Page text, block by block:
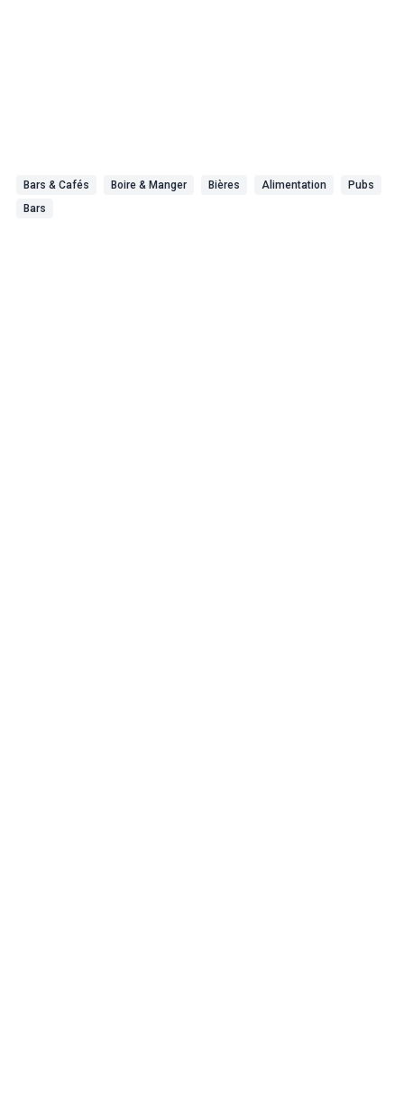
Bars & Cafés Boire & Manger Bières Alimentation
Pubs
Bars